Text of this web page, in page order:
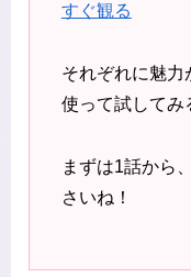
すぐ観る
それぞれに魅力
使って試してみ
まずは1話から
さいね！